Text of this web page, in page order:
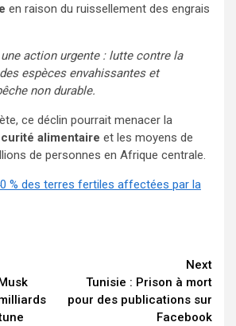
en raison du ruissellement des engrais
une action urgente : lutte contre la
espèces envahissantes et
non durable.
ce déclin pourrait menacer la
alimentaire et les moyens de
de personnes en Afrique centrale.
% des terres fertiles affectées par la
Next
Tunisie : Prison à mort
pour des publications sur
Facebook